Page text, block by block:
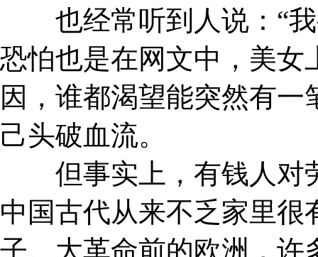
也经常听到人说：“我
恐怕也是在网文中，美女
因，谁都渴望能突然有
己头破血流。
但事实上，有钱人对
中国古代从来不乏家里
子。大革命前的欧洲，许